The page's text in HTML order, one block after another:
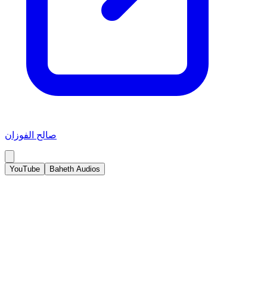
صالح الفوزان
YouTube Baheth Audios